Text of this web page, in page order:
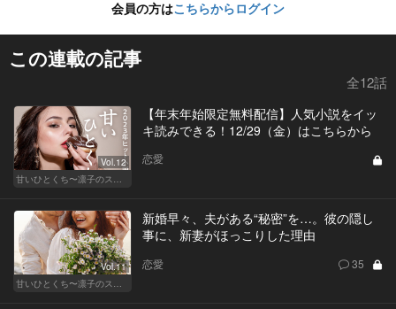
会員の方はこちらからログイン
この連載の記事
全12話
Vol.12
甘いひとくち〜凛子のスイーツ探訪記〜
【年末年始限定無料配信】人気小説をイッ
キ読みできる！12/29（金）はこちらから
恋愛
Vol.11
甘いひとくち〜凛子のスイーツ探訪記〜
新婚早々、夫がある“秘密”を…。彼の隠し
事に、新妻がほっこりした理由
恋愛 35